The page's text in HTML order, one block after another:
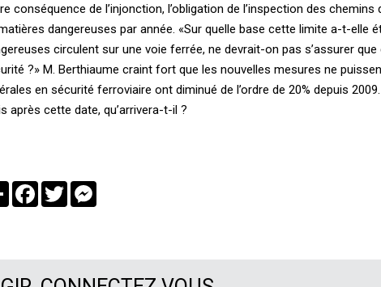
conséquence de l’injonction, l’obligation de l’inspection des
dangereuses par année. «Sur quelle base cette limite a-t-elle
circulent sur une voie ferrée, ne devrait-on pas s’assurer
?» M. Berthiaume craint fort que les nouvelles mesures ne
en sécurité ferroviaire ont diminué de l’ordre de 20% depuis
après cette date, qu’arrivera-t-il ?
PartagerFacebook
TwitterMessenger